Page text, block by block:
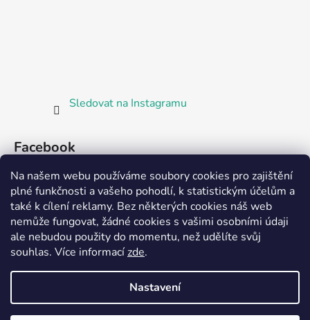
Na našem webu používáme soubory cookies pro zajištění
plné funkčnosti a vašeho pohodlí, k statistickým účelům a
také k cílení reklamy. Bez některých cookies náš web
nemůže fungovat, žádné cookies s vašimi osobními údaji
ale nebudou použity do momentu, než udělíte svůj
souhlas. Více informacízde.
Nastavení
Sledovat na Instagramu
Facebook
Partnerská prodejna Barefoot Plzeň